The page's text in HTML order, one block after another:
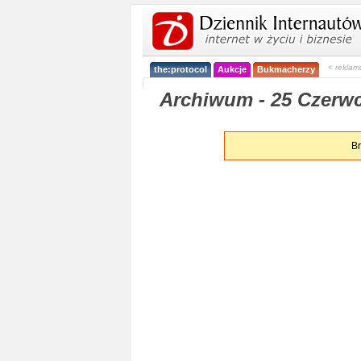
the:protocol Aukcje Bukmacherzy <
Archiwum - 25